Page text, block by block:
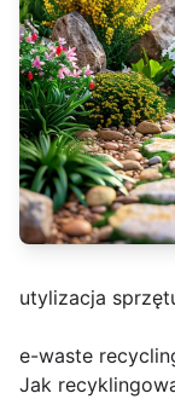
utylizacja
e-waste
Jak